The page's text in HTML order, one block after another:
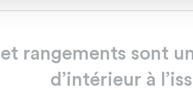
et rangements sont
d’intérieur à